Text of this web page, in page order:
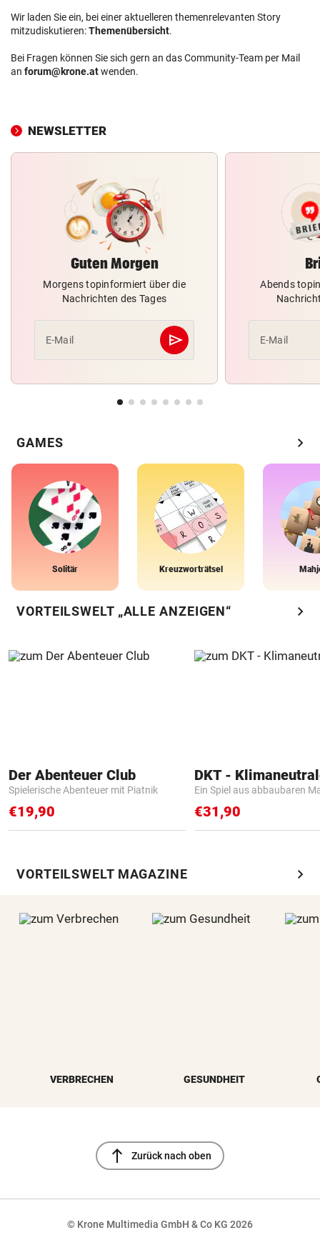
Wir laden Sie ein, bei einer aktuelleren themenrelevanten Story
mitzudiskutieren:Themenübersicht.
Bei Fragen können Sie sich gern an das Community-Team per Mail
an forum@krone.atwenden.
NEWSLETTER
Guten Morgen
Morgens topinformiert über die
Nachrichten des Tages
E-Mail send
Abschicken
Abends
E-Mail
GAMES chevron_right
Solitär Kreuzworträtsel
VORTEILSWELT „ALLE ANZEIGEN“ chevron_right
Der Abenteuer Club
Spielerische Abenteuer mit Piatnik
€19,90
Ein Spiel aus abbaubaren
€31,90
VORTEILSWELT MAGAZINE chevron_right
VERBRECHEN GESUNDHEIT
north Zurück nach oben
© Krone Multimedia GmbH & Co KG 2026